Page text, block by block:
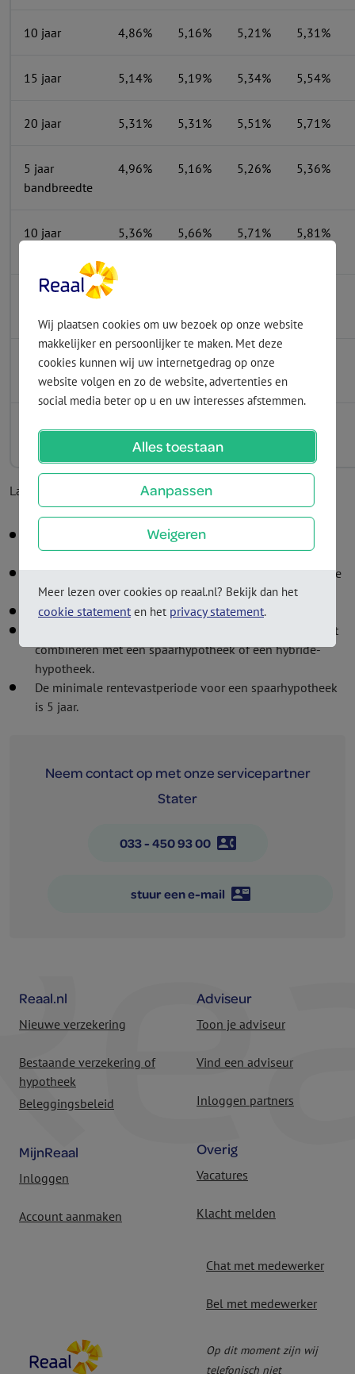
Wij plaatsen cookies om uw bezoek op onze website
makkelijker en persoonlijker te maken. Met deze
cookies kunnen wij uw internetgedrag op onze
website volgen en zo de website, advertenties en
social media beter op u en uw interesses afstemmen.
Alles toestaan
Aanpassen
Weigeren
Meer lezen over cookies op reaal.nl? Bekijk dan het
cookie statement en het privacy statement.
10 jaar 4,86% 5,16% 5,21% 5,31%
15 jaar 5,14% 5,19% 5,34% 5,54%
20 jaar 5,31% 5,31% 5,51% 5,71%
5 jaar
bandbreedte
4,96% 5,16% 5,26% 5,36%
10 jaar
5,36% 5,66% 5,71% 5,81%
15 jaar
bandbreedte
20 jaar
bandbreedte
6,06% 6,06% 6,26%
30 jaar
6,26% 6,26% 6,46% 6,66%
Laatste datum rentewijziging:28 juli 2026
Voor een annuïteiten­hypotheek geldt een afslag van
0,20%.
De rentes voor de Zurich hypotheken met Economy rente
zijn 0,25% lager.
Variabele rente is bij de Economy rente niet mogelijk.
Kies je voor maandvariabele rente? Dan kun je deze niet
combineren met een spaar­hypotheek of een hybride­
hypotheek.
De minimale rentevastperiode voor een spaar­hypotheek
is 5 jaar.
Neem contact op met onze servicepartner
Stater
033 - 450 93 00 contact_phone
stuur een e-mail contact_mail
Reaal.nl
Nieuwe verzekering
Bestaande verzekering of
hypotheek
Beleggingsbeleid
MijnReaal
Inloggen
Account aanmaken
Adviseur
Toon je adviseur
Vind een adviseur
Inloggen partners
Overig
Vacatures
Klacht melden
Chat met medewerker
Bel met medewerker
Op dit moment zijn wij
telefonisch niet